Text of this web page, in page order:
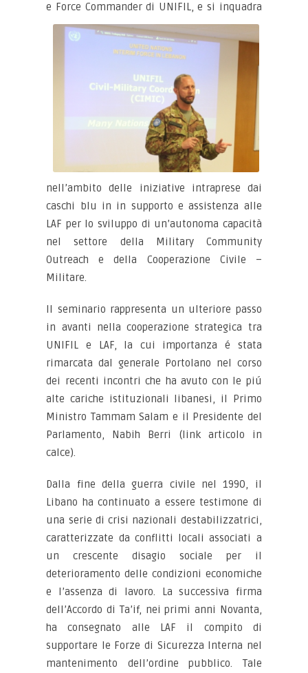
e Force Commander di UNIFIL, e si inquadra
nell’ambito delle iniziative intraprese dai
caschi blu in in supporto e assistenza alle
LAF per lo sviluppo di un’autonoma capacità
nel settore della Military Community
Outreach e della Cooperazione Civile –
Militare.
Il seminario rappresenta un ulteriore passo
in avanti nella cooperazione strategica tra
UNIFIL e LAF, la cui importanza é stata
rimarcata dal generale Portolano nel corso
dei recenti incontri che ha avuto con le piú
alte cariche istituzionali libanesi, il Primo
Ministro Tammam Salam e il Presidente del
Parlamento, Nabih Berri (link articolo in
calce).
Dalla fine della guerra civile nel 1990, il
Libano ha continuato a essere testimone di
una serie di crisi nazionali destabilizzatrici,
caratterizzate da conflitti locali associati a
un crescente disagio sociale per il
deterioramento delle condizioni economiche
e l’assenza di lavoro. La successiva firma
dell’Accordo di Ta’if, nei primi anni Novanta,
ha consegnato alle LAF il compito di
supportare le Forze di Sicurezza Interna nel
mantenimento dell’ordine pubblico. Tale